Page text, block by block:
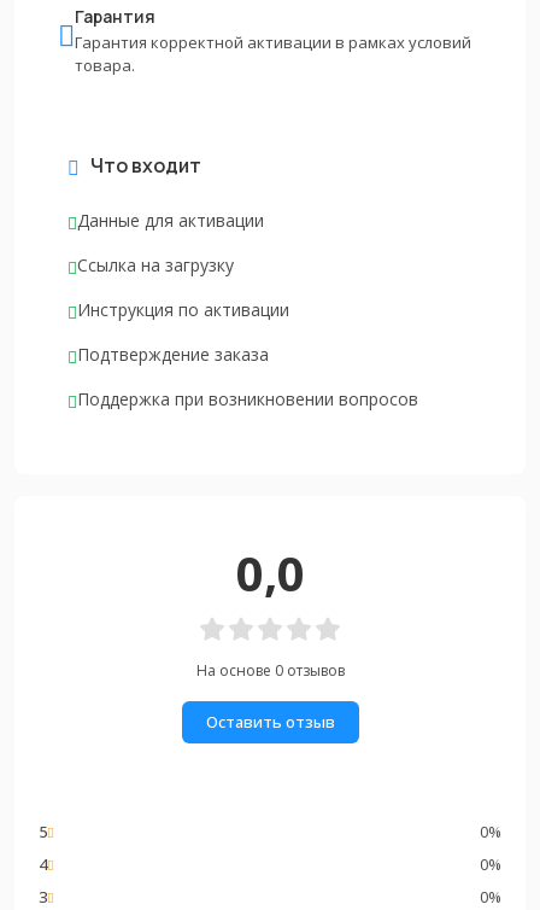
Гарантия
Гарантия корректной активации в рамках условий
товара.
Что входит
Данные для активации
Ссылка на загрузку
Инструкция по активации
Подтверждение заказа
Поддержка при возникновении вопросов
0,0
На основе 0 отзывов
Оставить отзыв
5
0%
4
0%
3
0%